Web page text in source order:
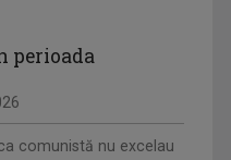
perioada
comunistă nu excelau